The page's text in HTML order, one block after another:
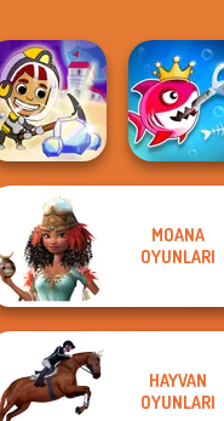
Idle Miner Space
Rush
Fish Stab
Big
MOANA
OYUNLARI
HAYVAN
OYUNLARI